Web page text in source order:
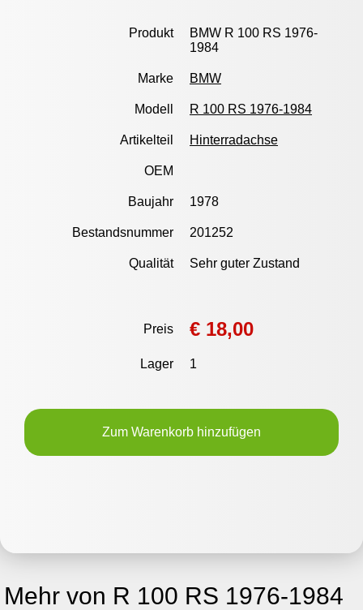
Produkt
BMW R 100 RS 1976-
1984
Marke BMW
Modell R 100 RS 1976-1984
Artikelteil Hinterradachse
OEM
Baujahr 1978
Bestandsnummer 201252
Qualität Sehr guter Zustand
Preis € 18,00
Lager 1
Zum Warenkorb hinzufügen
Mehr von R 100 RS 1976-1984